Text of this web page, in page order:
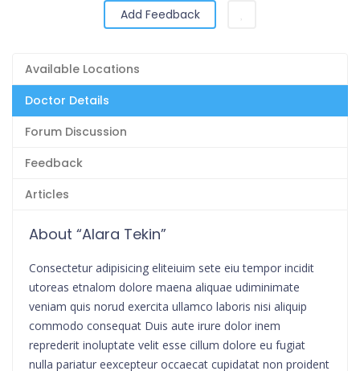
Add Feedback
Available Locations
Doctor Details
Forum Discussion
Feedback
Articles
About “Alara Tekin”
Consectetur adipisicing eliteiuim sete eiu tempor incidit
utoreas etnalom dolore maena aliquae udiminimate
veniam quis norud exercita ullamco laboris nisi aliquip
commodo consequat Duis aute irure dolor inem
reprederit inoluptate velit esse cillum dolore eu fugiat
nulla pariatur eexcepteur occaecat cupidatat non proident